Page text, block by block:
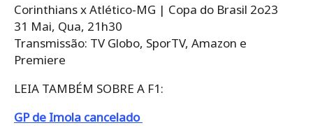
Corinthians x Atlético-MG | Copa do Brasil 2o23
31 Mai, Qua, 21h30
Transmissão: TV Globo, SporTV, Amazon e
Premiere
LEIA TAMBÉM SOBRE A F1:
GP de Imola cancelado